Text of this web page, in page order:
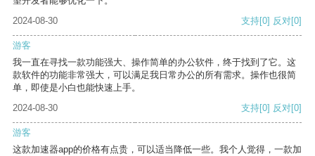
2024-08-30
支持[0] 反对[0]
游客
我一直在寻找一款功能强大、操作简单的办公软件，终于找到了它。这
款软件的功能非常强大，可以满足我日常办公的所有需求。操作也很简
单，即使是小白也能快速上手。
2024-08-30
支持[0] 反对[0]
游客
这款加速器app的价格有点贵，可以适当降低一些。我个人觉得，一款加